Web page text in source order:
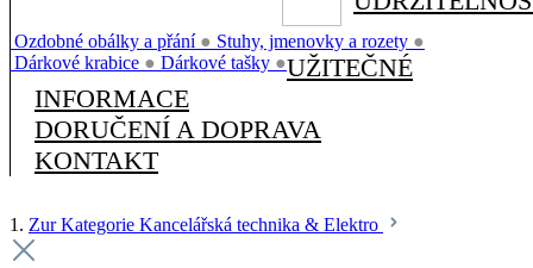
Ozdobné obálky a přání ● Stuhy, jmenovky a rozety ●
Dárkové krabice ● Dárkové tašky ●UŽITEČNÉ
INFORMACE
DORUČENÍ A DOPRAVA
KONTAKT
1. Zur Kategorie Kancelářská technika & Elektro